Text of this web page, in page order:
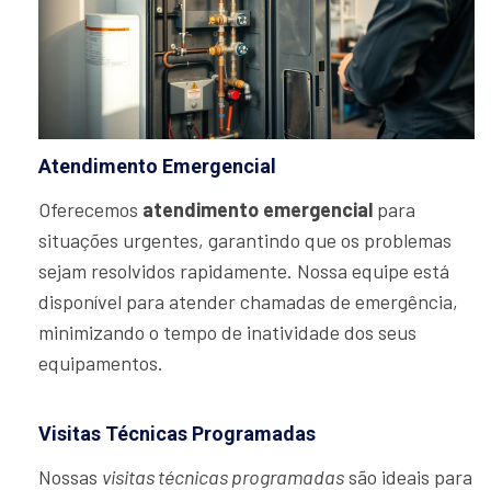
Atendimento Emergencial
Oferecemos atendimento emergencial para
situações urgentes, garantindo que os problemas
sejam resolvidos rapidamente. Nossa equipe está
disponível para atender chamadas de emergência,
minimizando o tempo de inatividade dos seus
equipamentos.
Visitas Técnicas Programadas
Nossas visitas técnicas programadassão ideais para